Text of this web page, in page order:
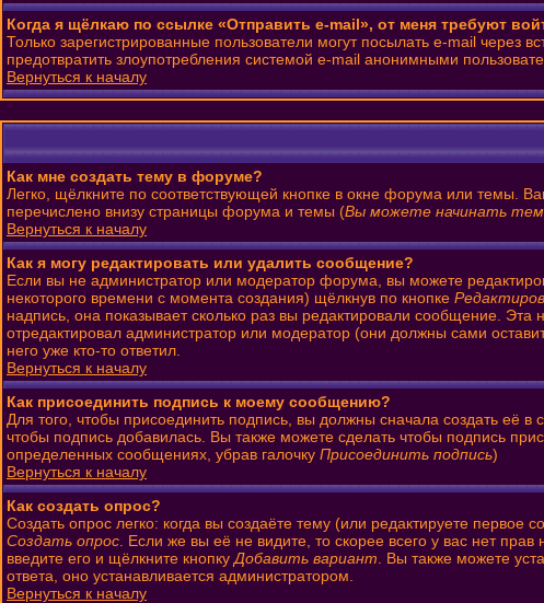
Когда я щёлкаю по ссылке «Отправить e-mail», от меня требуют
Только зарегистрированные пользователи могут посылать e-mail
предотвратить злоупотребления системой e-mail анонимными
Вернуться к началу
Как мне создать тему в форуме?
Легко, щёлкните по соответствующей кнопке в окне форума или темы.
перечислено внизу страницы форума и темы (Вы можете начинать
Вернуться к началу
Как я могу редактировать или удалить сообщение?
Если вы не администратор или модератор форума, вы можете
некоторого времени с момента создания) щёлкнув по кнопке
надпись, она показывает сколько раз вы редактировали сообщение.
отредактировал администратор или модератор (они должны сами
него уже кто-то ответил.
Вернуться к началу
Как присоединить подпись к моему сообщению?
Для того, чтобы присоединить подпись, вы должны сначала создать её
чтобы подпись добавилась. Вы также можете сделать чтобы подпись
определенных сообщениях, убрав галочку Присоединить подпись)
Вернуться к началу
Как создать опрос?
Создать опрос легко: когда вы создаёте тему (или редактируете
Создать опрос . Если же вы её не видите, то скорее всего у вас нет
введите его и щёлкните кнопку Добавить вариант . Вы также можете
ответа, оно устанавливается администратором.
Вернуться к началу